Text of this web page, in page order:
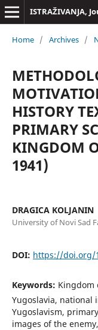
ISTRAŽIVANJA,
Home / Archives /
HISTORY
PRIMARY
KINGDOM
1941)
DRAGICA KOLJANIN
University of Novi Sad
DOI: https://doi.org/
Keywords: Kingdom
Yugoslavia,
Yugoslavism,
images of the